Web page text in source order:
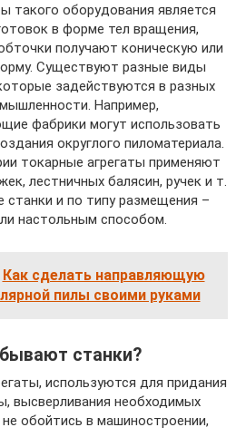
такого оборудования является
в форме тел вращения,
получают коническую или
Существуют разные виды
задействуются в разных
Например,
фабрики могут использовать
округлого пиломатериала.
токарные агрегаты применяют
лестничных балясин, ручек и т.
станки и по типу размещения –
настольным способом.
Как сделать направляющую
пилы своими руками
станки?
используются для придания
высверливания необходимых
обойтись в машиностроении,